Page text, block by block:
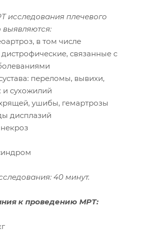
исследования плечевого
выявляются:
в том числе
связанные с
переломы, вывихи,
и сухожилий
ушибы, гемартрозы
дисплазий
40 минут.
к проведению МРТ: